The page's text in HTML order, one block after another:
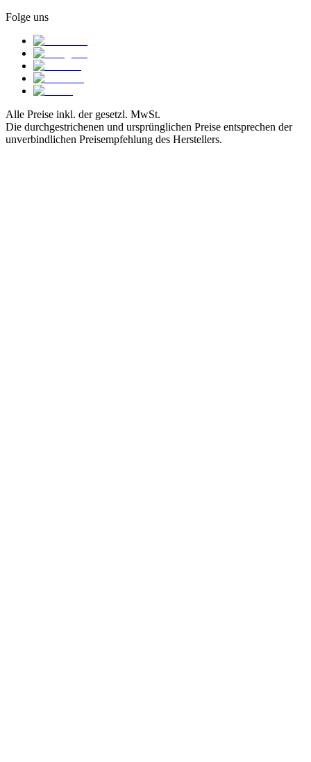
Folge uns
Alle Preise inkl. der gesetzl. MwSt.
Die durchgestrichenen und ursprünglichen Preise entsprechen der
unverbindlichen Preisempfehlung des Herstellers.